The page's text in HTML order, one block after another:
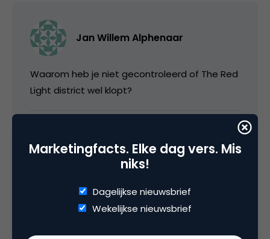
Jan Willem Alphenaar
Waarom heb je niet gecontroleerd of The Red
Light district wel klopt?
media
@jwalphenaar klopt!
Marketingfacts. Elke dag vers. Mis
niks!
Dagelijkse nieuwsbrief
Wekelijkse nieuwsbrief